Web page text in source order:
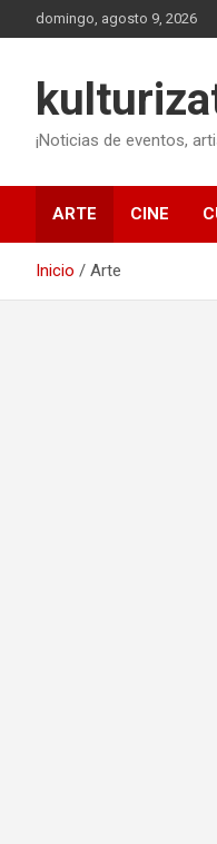
al
domingo, agosto 9, 2026
¡Noticias de eventos,
ARTE CINE
Inicio Arte